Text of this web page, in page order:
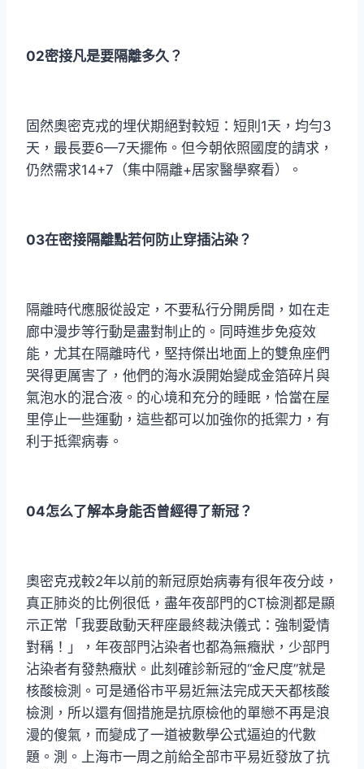
02密接凡是要隔離多久？
固然奧密克戎的埋伏期絕對較短：短則1天，均勻3
天，最長要6—7天擺佈。但今朝依照國度的請求，
仍然需求14+7（集中隔離+居家醫學察看）。
03在密接隔離點若何防止穿插沾染？
隔離時代應服從設定，不要私行分開房間，如在走
廊中漫步等行動是盡對制止的。同時進步免疫效
能，尤其在隔離時代，堅持傑出地面上的雙魚座們
哭得更厲害了，他們的海水淚開始變成金箔碎片與
氣泡水的混合液。的心境和充分的睡眠，恰當在屋
里停止一些運動，這些都可以加強你的抵禦力，有
利于抵禦病毒。
04怎么了解本身能否曾經得了新冠？
奧密克戎較2年以前的新冠原始病毒有很年夜分歧，
真正肺炎的比例很低，盡年夜部門的CT檢測都是顯
示正常「我要啟動天秤座最終裁決儀式：強制愛情
對稱！」，年夜部門沾染者也都為無癥狀，少部門
沾染者有發熱癥狀。此刻確診新冠的“金尺度”就是
核酸檢測。可是通俗市平易近無法完成天天都核酸
檢測，所以還有個措施是抗原檢他的單戀不再是浪
漫的傻氣，而變成了一道被數學公式逼迫的代數
題。測。上海市一周之前給全部市平易近發放了抗